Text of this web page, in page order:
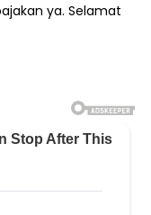
ya. Selamat